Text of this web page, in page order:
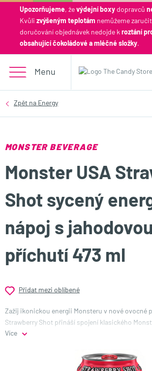
Upozorňujeme, že výdejní boxy dopravců
Kvůli zvýšeným teplotám nemůžeme
doručování objednávek nedojde k roztání
obsahující čokoládové a mléčné složky.
Menu
MONSTER BEVERAGE
Monster USA
Shot sycený
nápoj s jahodovou
příchutí 473 ml
Přidat mezi oblíbené
Zažij ikonickou energii Monsteru v nové ovocné
Strawberry Shot přináší spojení klasického
sladce šťavnatou chutí jahod, která dodává
Více